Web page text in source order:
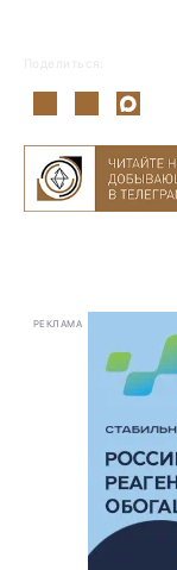
Поделиться:
РЕКЛАМА